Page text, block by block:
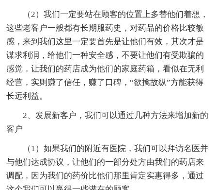
（2）我们一定要站在顾客的位置上多替他们着想，
这些老客户一般都有长期服药史，对药品的价格比较敏
感，来到我们这里一定要首先是让他们有效，其次才是
谋求利润，给他们一种安全感，不要让他们有受欺骗的
感觉，让我们的药店成为他们的家庭药箱，看似在无利
经营，实则赚了信任，赚了口碑，“欲擒故纵”方能获得
长远利益。
2、发展新客户，我们可以通过几种方法来增加新的
客户
（1）如果我们的附近有医院，我们可以拜访名医并
与他们达成协议，让他们的一部分处方由我们的药店来
调配，因为我们的药价比他们那里肯定实惠得多，通过